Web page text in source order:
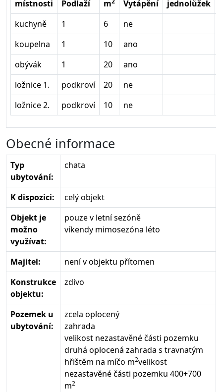
místnosti Podlaží m Vytápění jednolůžek
kuchyně
1 6
ne
koupelna
1 10
ano
obývák
1 20
ano
ložnice 1.
podkroví 20
ne
ložnice 2.
podkroví 10 ne
Obecné informace
Typ
ubytování:
chata
K dispozici:
celý objekt
Objekt je
možno
využívat:
pouze v letní sezóně
víkendy mimosezóna léto
Majitel:
není v objektu přítomen
Konstrukce
objektu:
zdivo
Pozemek u
ubytování:
zcela oplocený
zahrada
velikost nezastavěné části pozemku
druhá oplocená zahrada s travnatým
hřištěm na míčo m2velikost
nezastavěné části pozemku 400+700
m2